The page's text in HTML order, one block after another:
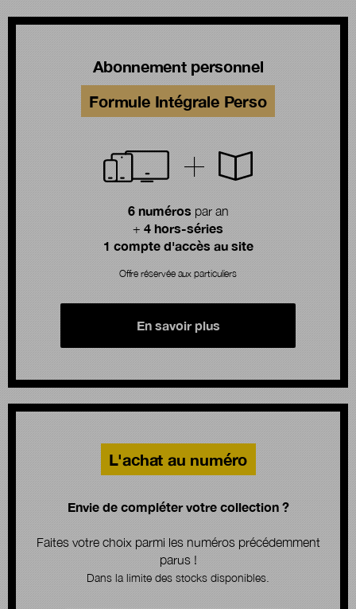
Abonnement personnel
Formule Intégrale Perso
6 numérospar an
+ 4 hors-séries
1 compte d'accès au site
Offre réservée aux particuliers
En savoir plus
L'achat au numéro
Envie de compléter votre collection ?
Faites votre choix parmi les numéros précédemment
parus !
Dans la limite des stocks disponibles.